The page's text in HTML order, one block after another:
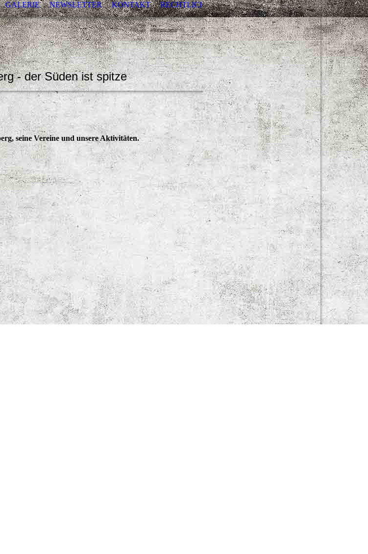
GALERIE NEWSLETTER KONTAKT RECHTLICHES
- der Süden ist spitze
seine Vereine und unsere Aktivitäten.